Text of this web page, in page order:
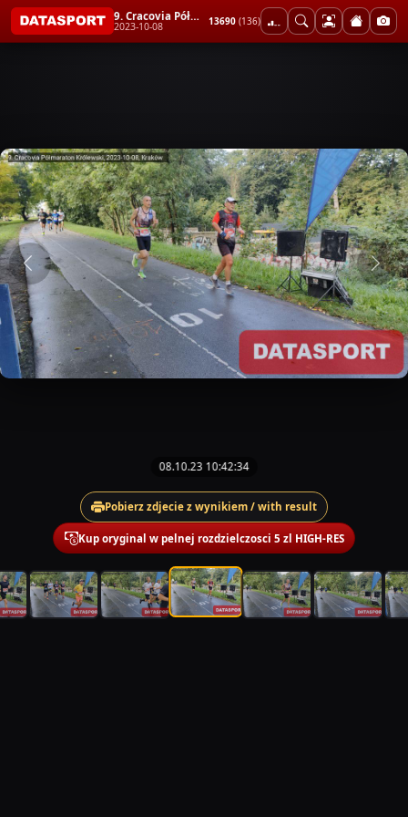
9. Cracovia Półmaraton Królewski
2023-10-08 13690 (136)
08.10.23 10:42:34
Pobierz zdjecie z wynikiem / with result
Kup oryginal w pelnej rozdzielczosci 5 zl HIGH-RES